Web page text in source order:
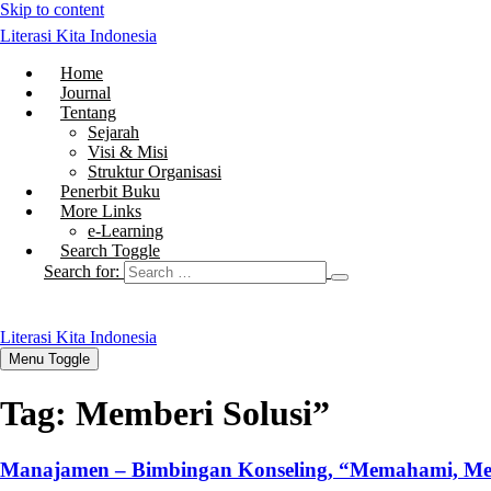
Skip to content
Literasi Kita Indonesia
Home
Journal
Tentang
Sejarah
Visi & Misi
Struktur Organisasi
Penerbit Buku
More Links
e-Learning
Search Toggle
Search for:
Literasi Kita Indonesia
Menu Toggle
Tag: Memberi Solusi”
Manajamen – Bimbingan Konseling, “Memahami,